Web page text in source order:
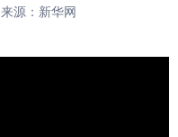
来源：新华网